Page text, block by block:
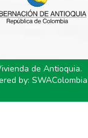
de Antioquia.
by: SWAColombia